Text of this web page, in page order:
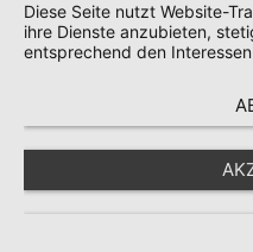
Diese Seite nutzt Website-
ihre Dienste anzubieten,
entsprechend den